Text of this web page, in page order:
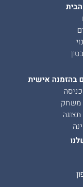
בהזמנה אישית
משחק